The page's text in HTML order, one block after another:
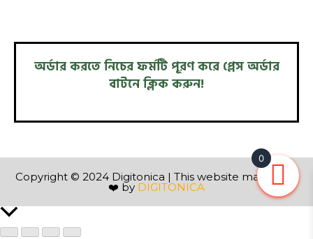
অর্ডার করতে নিচের ফর্মটি পূরণ করে প্লেস অর্ডার
বাটনে ক্লিক করুন!
Copyright © 2024 Digitonica | This website made with
❤️ by DIGITONICA
0